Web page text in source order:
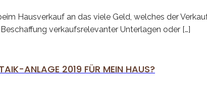
Hausverkauf an das viele Geld, welches der
verkaufsrelevanter Unterlagen oder […]
ANLAGE 2019 FÜR MEIN HAUS?